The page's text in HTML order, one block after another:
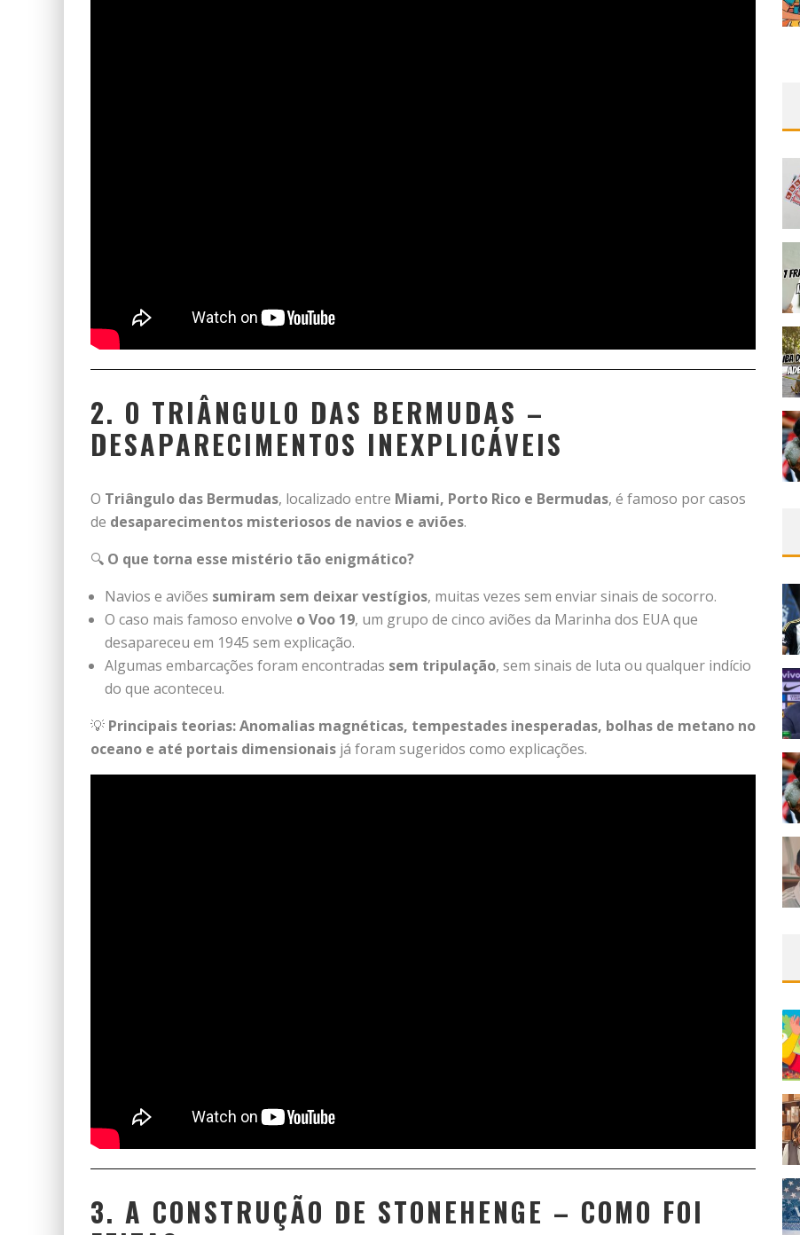
2. O TRIÂNGULO DAS BERMUDAS –
DESAPARECIMENTOS INEXPLICÁVEIS
O Triângulo das Bermudas, localizado entre Miami, Porto Rico e Bermudas, é famoso por casos
de desaparecimentos misteriosos de navios e aviões.
🔍 O que torna esse mistério tão enigmático?
Navios e aviões sumiram sem deixar vestígios, muitas vezes sem enviar sinais de socorro.
O caso mais famoso envolve o Voo 19, um grupo de cinco aviões da Marinha dos EUA que
desapareceu em 1945 sem explicação.
Algumas embarcações foram encontradas sem tripulação, sem sinais de luta ou qualquer indício
do que aconteceu.
💡 Principais teorias:Anomalias magnéticas, tempestades inesperadas, bolhas de metano no
oceano e até portais dimensionais já foram sugeridos como explicações.
3. A CONSTRUÇÃO DE STONEHENGE – COMO FOI